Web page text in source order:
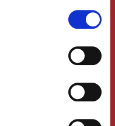
vereinbaren Sie